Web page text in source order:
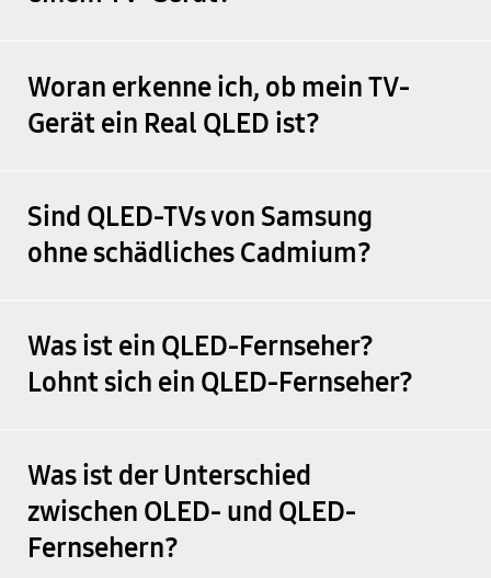
Woran erkenne ich, ob mein TV-
Gerät ein Real QLED ist?
Sind QLED-TVs von Samsung
ohne schädliches Cadmium?
Was ist ein QLED-Fernseher?
Lohnt sich ein QLED-Fernseher?
Was ist der Unterschied
zwischen OLED- und QLED-
Fernsehern?